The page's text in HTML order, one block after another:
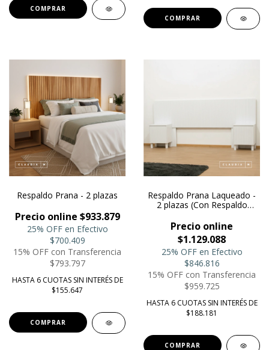
COMPRAR
COMPRAR
Respaldo Prana - 2 plazas
Precio online $933.879
25% OFF en Efectivo
$700.409
15% OFF con Transferencia
$793.797
HASTA 6 CUOTAS SIN INTERÉS DE
$155.647
COMPRAR
Respaldo Prana Laqueado -
2 plazas (Con Respaldo
Precio online
$1.129.088
25% OFF en Efectivo
$846.816
15% OFF con Transferencia
$959.725
HASTA 6 CUOTAS SIN INTERÉS DE
$188.181
COMPRAR